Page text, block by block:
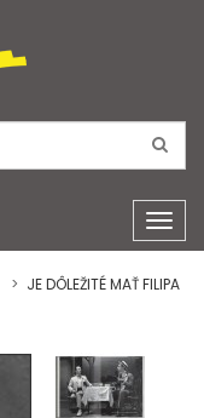
JE DÔLEŽITÉ MAŤ FILIPA